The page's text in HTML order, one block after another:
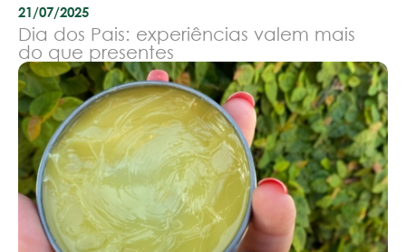
21/07/2025
Dia dos Pais: experiências valem mais
do que presentes